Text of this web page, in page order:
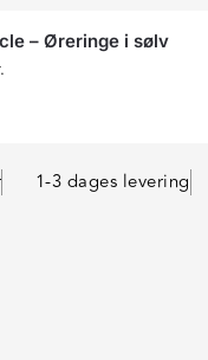
– Øreringe i sølv
1-3 dages levering